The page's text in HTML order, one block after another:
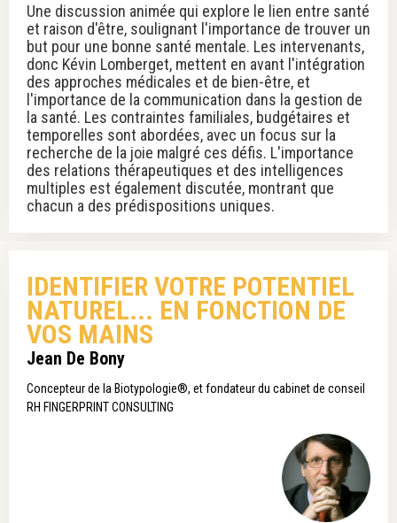
Une discussion animée qui explore le lien entre santé
et raison d'être, soulignant l'importance de trouver un
but pour une bonne santé mentale. Les intervenants,
donc Kévin Lomberget, mettent en avant l'intégration
des approches médicales et de bien-être, et
l'importance de la communication dans la gestion de
la santé. Les contraintes familiales, budgétaires et
temporelles sont abordées, avec un focus sur la
recherche de la joie malgré ces défis. L'importance
des relations thérapeutiques et des intelligences
multiples est également discutée, montrant que
chacun a des prédispositions uniques.
IDENTIFIER VOTRE POTENTIEL
NATUREL... EN FONCTION DE
VOS MAINS
Jean De Bony
Concepteur de la Biotypologie®, et fondateur du cabinet de conseil
RH FINGERPRINT CONSULTING